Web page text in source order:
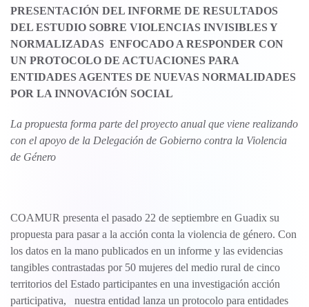
PRESENTACIÓN DEL INFORME DE RESULTADOS
DEL ESTUDIO SOBRE VIOLENCIAS INVISIBLES Y
NORMALIZADAS ENFOCADO A RESPONDER CON
UN PROTOCOLO DE ACTUACIONES PARA
ENTIDADES AGENTES DE NUEVAS NORMALIDADES
POR LA INNOVACIÓN SOCIAL
La propuesta forma parte del proyecto anual que viene realizando
con el apoyo de la Delegación de Gobierno contra la Violencia
de Género
COAMUR presenta el pasado 22 de septiembre en Guadix su
propuesta para pasar a la acción conta la violencia de género. Con
los datos en la mano publicados en un informe y las evidencias
tangibles contrastadas por 50 mujeres del medio rural de cinco
territorios del Estado participantes en una investigación acción
participativa, nuestra entidad lanza un protocolo para entidades